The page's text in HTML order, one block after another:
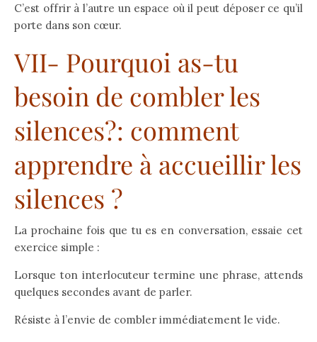
C’est offrir à l’autre un espace où il peut déposer ce qu’il
porte dans son cœur.
VII- Pourquoi as-tu
besoin de combler les
silences?: comment
apprendre à accueillir les
silences ?
La prochaine fois que tu es en conversation, essaie cet
exercice simple :
Lorsque ton interlocuteur termine une phrase, attends
quelques secondes avant de parler.
Résiste à l’envie de combler immédiatement le vide.